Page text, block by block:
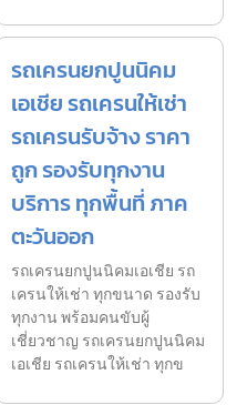
รถเครนยกปูนนิคม
เอเชีย รถเครนให้เช่า
รถเครนรับจ้าง ราคา
ถูก รองรับทุกงาน
บริการ ทุกพื้นที่ ภาค
ตะวันออก
รถเครนยกปูนนิคมเอเชีย รถ
เครนให้เช่า ทุกขนาด รองรับ
ทุกงาน พร้อมคนขับผู้
เชี่ยวชาญ รถเครนยกปูนนิคม
เอเชีย รถเครนให้เช่า ทุกข